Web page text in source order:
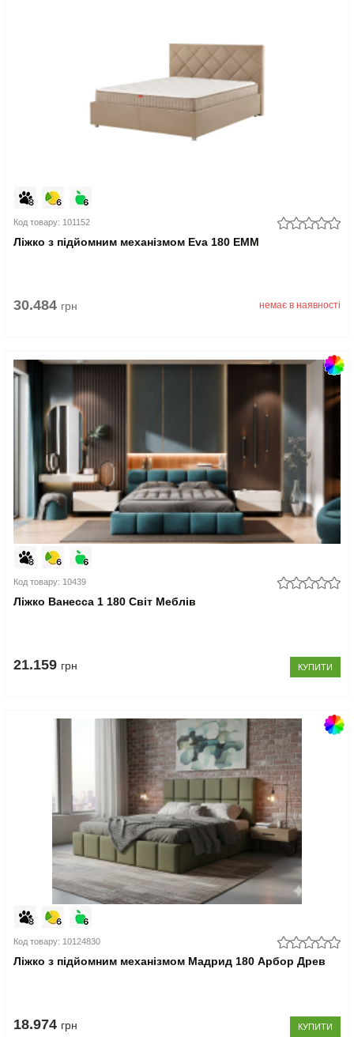
Код товару: 101152
Ліжко з підйомним механізмом Eva 180 EMM
30.484 грн немає в наявності
Код товару: 10439
Ліжко Ванесса 1 180 Світ Меблів
21.159 грн КУПИТИ
Код товару: 10124830
Ліжко з підйомним механізмом Мадрид 180 Арбор Древ
18.974 грн КУПИТИ